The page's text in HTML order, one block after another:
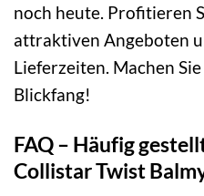
noch heute. Profitieren
attraktiven Angeboten
Lieferzeiten. Machen
Blickfang!
FAQ – Häufig
Collistar Twist